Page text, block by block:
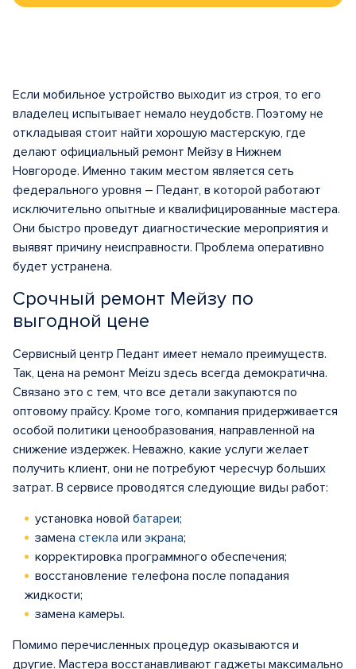
Если мобильное устройство выходит из строя, то его
владелец испытывает немало неудобств. Поэтому не
откладывая стоит найти хорошую мастерскую, где
делают официальный ремонт Мейзу в Нижнем
Новгороде. Именно таким местом является сеть
федерального уровня – Педант, в которой работают
исключительно опытные и квалифицированные мастера.
Они быстро проведут диагностические мероприятия и
выявят причину неисправности. Проблема оперативно
будет устранена.
Срочный ремонт Мейзу по
выгодной цене
Сервисный центр Педант имеет немало преимуществ.
Так, цена на ремонт Meizu здесь всегда демократична.
Связано это с тем, что все детали закупаются по
оптовому прайсу. Кроме того, компания придерживается
особой политики ценообразования, направленной на
снижение издержек. Неважно, какие услуги желает
получить клиент, они не потребуют чересчур больших
затрат. В сервисе проводятся следующие виды работ:
установка новой батареи;
замена стекла или экрана;
корректировка программного обеспечения;
восстановление телефона после попадания
жидкости;
замена камеры.
Помимо перечисленных процедур оказываются и
другие. Мастера восстанавливают гаджеты максимально